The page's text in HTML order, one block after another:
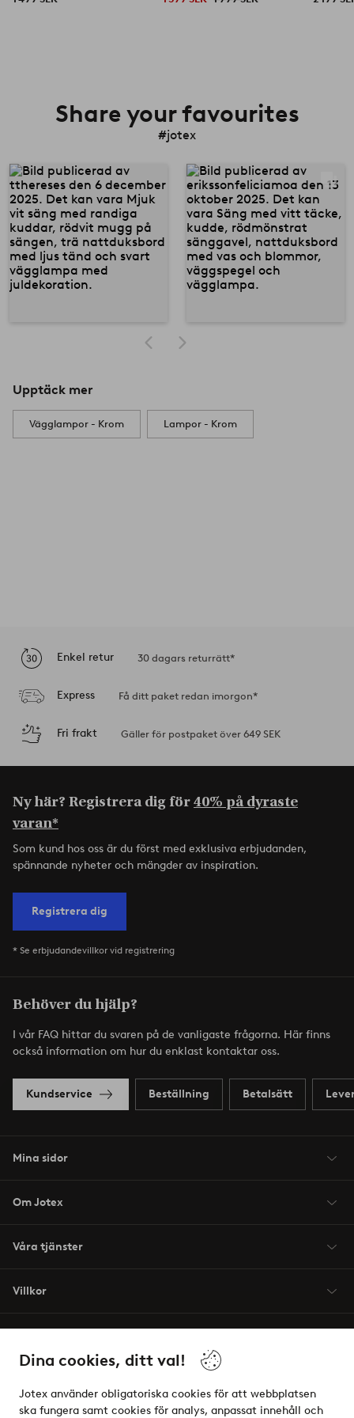
Dina cookies, ditt val!
Jotex använder obligatoriska cookies för att webbplatsen
ska fungera samt cookies för analys, anpassat innehåll och
Share your favourites
#jotex
Upptäck mer
Vägglampor - Krom Lampor - Krom
Enkel retur 30 dagars returrätt*
Express Få ditt paket redan imorgon*
Fri frakt Gäller för postpaket över 649 SEK
Ny här? Registrera dig för40% på dyraste
varan*
Som kund hos oss är du först med exklusiva erbjudanden,
spännande nyheter och mängder av inspiration.
Registrera dig
* Se erbjudandevillkor vid registrering
Behöver du hjälp?
I vår FAQ hittar du svaren på de vanligaste frågorna. Här finns
också information om hur du enklast kontaktar oss.
Kundservice Beställning Betalsätt
Mina sidor
Om Jotex
Våra tjänster
Villkor